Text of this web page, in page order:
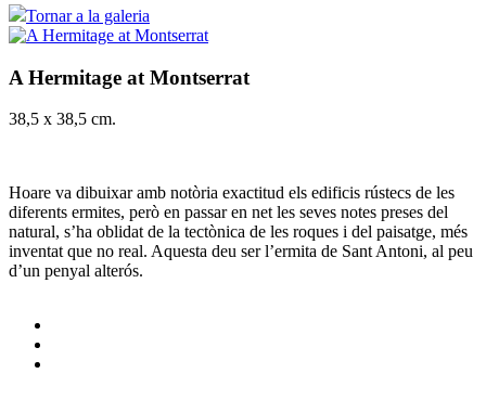
Tornar a la galeria
A Hermitage at Montserrat
38,5 x 38,5 cm.
Hoare va dibuixar amb notòria exactitud els edificis rústecs de les
diferents ermites, però en passar en net les seves notes preses del
natural, s’ha oblidat de la tectònica de les roques i del paisatge, més
inventat que no real. Aquesta deu ser l’ermita de Sant Antoni, al peu
d’un penyal alterós.